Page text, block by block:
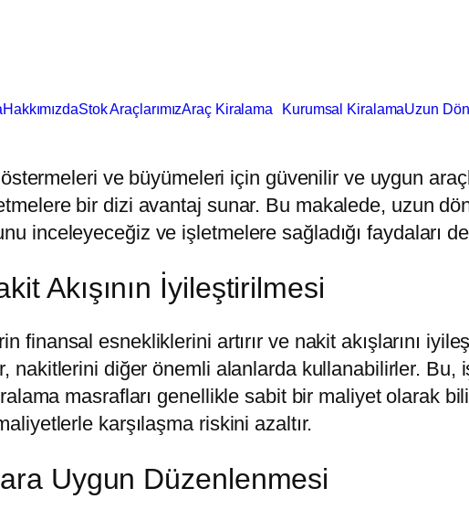
HakkımızdaStok AraçlarımızAraç Kiralama Kurumsal KiralamaUzun
ve büyümeleri için güvenilir ve uygun
bir dizi avantaj sunar. Bu makalede, uzun
inceleyeceğiz ve işletmelere sağladığı faydaları
Akışının İyileştirilmesi
finansal esnekliklerini artırır ve nakit akışlarını
nakitlerini diğer önemli alanlarda kullanabilirler.
masrafları genellikle sabit bir maliyet olarak
karşılaşma riskini azaltır.
Uygun Düzenlenmesi